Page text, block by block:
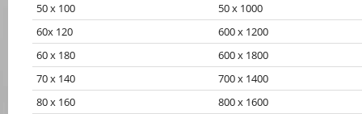
50 x 100
50 x 1000
60x 120
600 x 1200
60 x 180
600 x 1800
70 x 140
700 x 1400
80 x 160
800 x 1600